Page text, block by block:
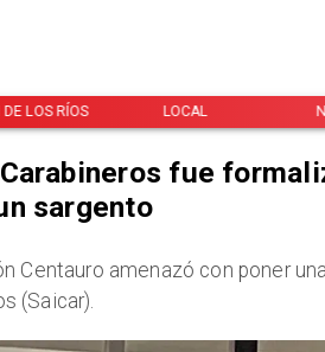
LOS RÍOS LOCAL
fue
sargento
Centauro amenazó con poner
(Saicar).